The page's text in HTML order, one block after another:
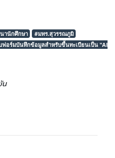
านักศึกษา
#มทร.สุวรรณภูมิ
อร์มบันทึกข้อมูลสำหรับขึ้นทะเบียนเป็น
น